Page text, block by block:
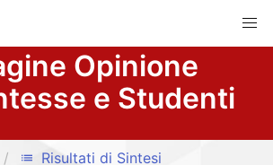
Opinione
e Studenti
list Risultati di Sintesi